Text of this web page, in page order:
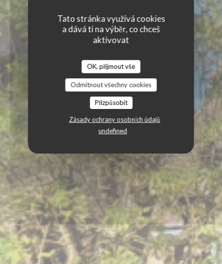
Tato stránka využívá cookies
a dává ti na výběr, co chceš
aktivovat
OK, přijmout vše
Odmítnout všechny cookies
Přizpůsobit
Zásady ochrany osobních údajů
undefined